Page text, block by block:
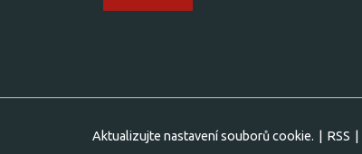
Aktualizujte nastavení souborů cookie. RSS